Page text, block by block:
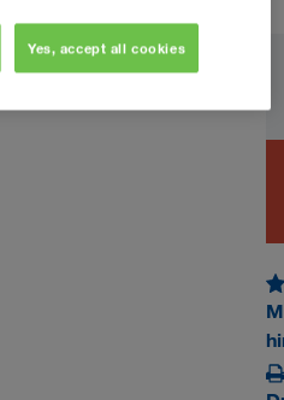
Yes, accept all cookies